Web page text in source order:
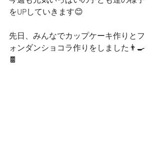
をUPしていきます😊
先日、みんなでカップケーキ作りとフ
ォンダンショコラ作りをしました👨‍🍳
🍫